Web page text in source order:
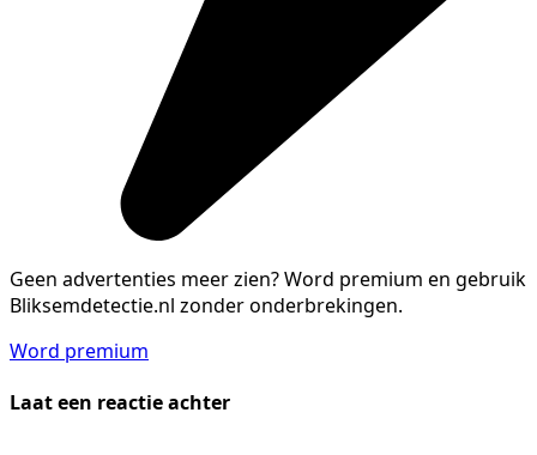
Geen advertenties meer zien?Word premium en gebruik
Bliksemdetectie.nl zonder onderbrekingen.
Word premium
Laat een reactie achter